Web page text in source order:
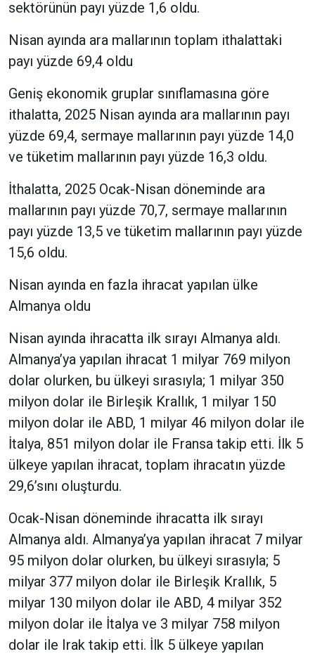
sektörünün payı yüzde 1,6 oldu.
Nisan ayında ara mallarının toplam ithalattaki
payı yüzde 69,4 oldu
Geniş ekonomik gruplar sınıflamasına göre
ithalatta, 2025 Nisan ayında ara mallarının payı
yüzde 69,4, sermaye mallarının payı yüzde 14,0
ve tüketim mallarının payı yüzde 16,3 oldu.
İthalatta, 2025 Ocak-Nisan döneminde ara
mallarının payı yüzde 70,7, sermaye mallarının
payı yüzde 13,5 ve tüketim mallarının payı yüzde
15,6 oldu.
Nisan ayında en fazla ihracat yapılan ülke
Almanya oldu
Nisan ayında ihracatta ilk sırayı Almanya aldı.
Almanya’ya yapılan ihracat 1 milyar 769 milyon
dolar olurken, bu ülkeyi sırasıyla; 1 milyar 350
milyon dolar ile Birleşik Krallık, 1 milyar 150
milyon dolar ile ABD, 1 milyar 46 milyon dolar ile
İtalya, 851 milyon dolar ile Fransa takip etti. İlk 5
ülkeye yapılan ihracat, toplam ihracatın yüzde
29,6’sını oluşturdu.
Ocak-Nisan döneminde ihracatta ilk sırayı
Almanya aldı. Almanya’ya yapılan ihracat 7 milyar
95 milyon dolar olurken, bu ülkeyi sırasıyla; 5
milyar 377 milyon dolar ile Birleşik Krallık, 5
milyar 130 milyon dolar ile ABD, 4 milyar 352
milyon dolar ile İtalya ve 3 milyar 758 milyon
dolar ile Irak takip etti. İlk 5 ülkeye yapılan